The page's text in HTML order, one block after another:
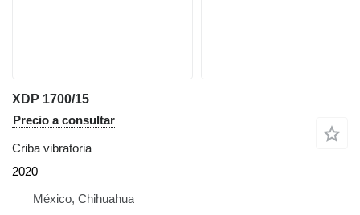
XDP 1700/15
Precio a consultar
Criba vibratoria
2020
México, Chihuahua